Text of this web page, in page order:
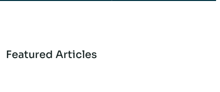
Featured Articles